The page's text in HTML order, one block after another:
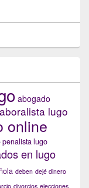
abogado
lugo
online
penalista lugo
en lugo
deben dejé dinero
divorcios elecciones